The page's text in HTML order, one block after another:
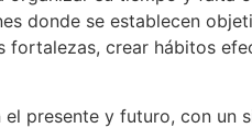
donde se establecen
crear hábitos
presente y futuro, con